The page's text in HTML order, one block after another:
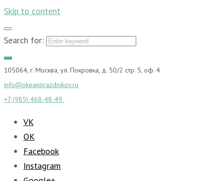
Skip to content
Search for:
105064, г. Москва, ул. Покровка, д. 50/2 стр. 5, оф. 4
info@okeanprazdnikov.ru
+7 (985) 468-48-49
VK
OK
Facebook
Instagram